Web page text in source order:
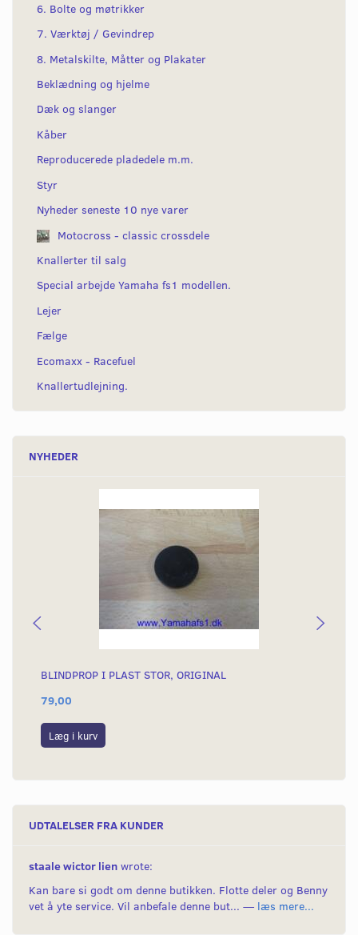
6. Bolte og møtrikker
7. Værktøj / Gevindrep
8. Metalskilte, Måtter og Plakater
Beklædning og hjelme
Dæk og slanger
Kåber
Reproducerede pladedele m.m.
Styr
Nyheder seneste 10 nye varer
Motocross - classic crossdele
Knallerter til salg
Special arbejde Yamaha fs1 modellen.
Lejer
Fælge
Ecomaxx - Racefuel
Knallertudlejning.
NYHEDER
BLINDPROP I PLAST STOR, ORIGINAL
79,00
Læg i kurv
UDTALELSER FRA KUNDER
staale wictor lien wrote:
Kan bare si godt om denne butikken. Flotte deler og Benny
vet å yte service. Vil anbefale denne but... — læs mere...